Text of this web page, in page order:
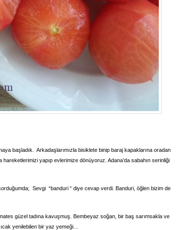
başladık. Arkadaşlarımızla bisiklete binip baraj kapaklarına oradan
yapıp evlerimize dönüyoruz. Adana’da sabahın serinliği
Sevgi “banduri “ diye cevap verdi. Banduri, öğlen bizim de
güzel tadına kavuşmuş. Bembeyaz soğan, bir baş sarımsakla ve
yenilebilen bir yaz yemeği…